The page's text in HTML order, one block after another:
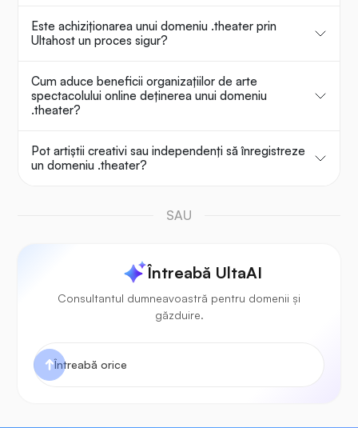
Este achiziționarea unui domeniu .theater prin
Ultahost un proces sigur?
Cum aduce beneficii organizațiilor de arte
spectacolului online deținerea unui domeniu
.theater?
Pot artiștii creativi sau independenți să înregistreze
un domeniu .theater?
SAU
Întreabă UltaAI
Consultantul dumneavoastră pentru domenii și
găzduire.